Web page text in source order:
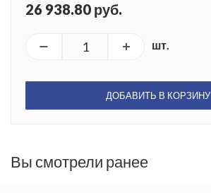
26 938.80 руб.
шт.
ДОБАВИТЬ В КОРЗИНУ
Вы смотрели ранее